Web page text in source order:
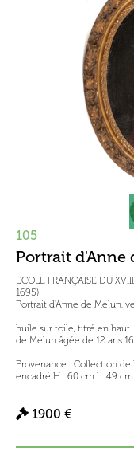
105
Portrait d'Anne
ECOLE FRANÇAISE DU
1695)
Portrait d'Anne de Melun,
huile sur toile, titré en haut.
de Melun âgée de 12 ans
Provenance : Collection de
encadré H : 60 cm l : 49 cm
1900 €